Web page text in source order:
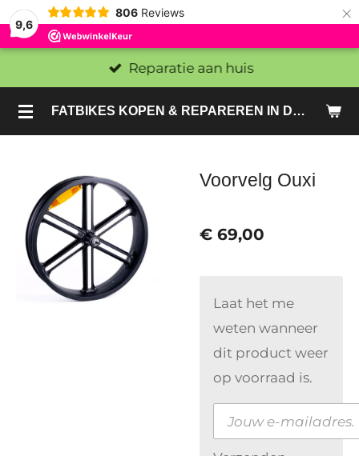
9,6
806 Reviews ×
FATBIKES KOPEN & REPAREREN IN DEN HAAG EN ZOETERMEER - SACHE BIKES
Reparatie aan huis
Voorvelg Ouxi
€ 69,00
Laat het me
weten wanneer
dit product weer
op voorraad is.